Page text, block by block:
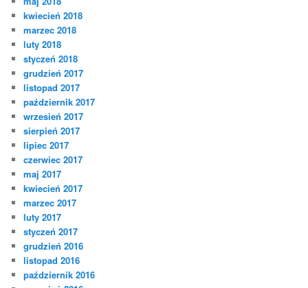
kwiecień 2018
marzec 2018
luty 2018
styczeń 2018
grudzień 2017
listopad 2017
październik 2017
wrzesień 2017
sierpień 2017
lipiec 2017
czerwiec 2017
maj 2017
kwiecień 2017
marzec 2017
luty 2017
styczeń 2017
grudzień 2016
listopad 2016
październik 2016